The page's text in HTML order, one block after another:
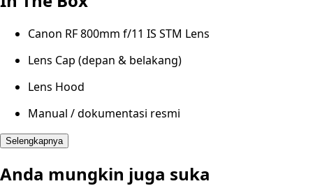
Canon RF 800mm f/11 IS STM Lens
Lens Cap (depan & belakang)
Lens Hood
Manual / dokumentasi resmi
Selengkapnya
Anda mungkin juga suka